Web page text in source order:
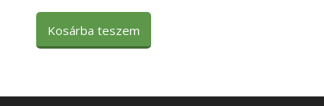
Kosárba teszem